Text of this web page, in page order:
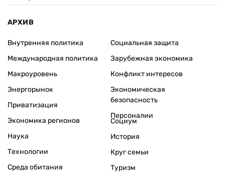
АРХИВ
Внутренняя политика
Международная политика
Макроуровень
Энергорынок
Приватизация
Экономика регионов
Социальная защита
Зарубежная экономика
Конфликт интересов
Экономическая
безопасность
Персоналии
Наука
Технологии
Среда обитания
Социум
История
Круг семьи
Туризм